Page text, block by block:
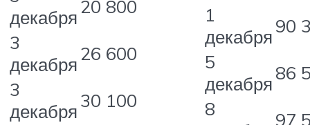
декабря20 800
3
декабря26 600
3
декабря30 100
1
декабря90
5
декабря86
8
97